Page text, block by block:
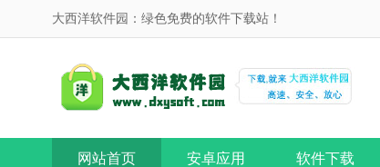
大西洋软件园：绿色免费的软件下载站！
网站首页 安卓应用 软件下载